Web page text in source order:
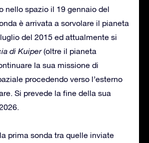
nello spazio il 19 gennaio del
è arrivata a sorvolare il pianeta
del 2015 ed attualmente si
di Kuiper(oltre il pianeta
la sua missione di
procedendo verso l’esterno
Si prevede la fine della sua
prima sonda tra quelle inviate